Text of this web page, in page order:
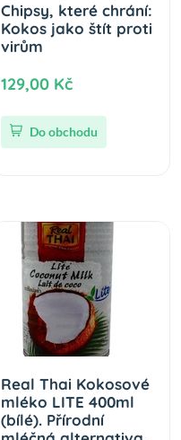
Chipsy, které chrání:
Kokos jako štít proti
virům
129,00 Kč
Do obchodu
Real Thai Kokosové
mléko LITE 400ml
(bílé). Přírodní